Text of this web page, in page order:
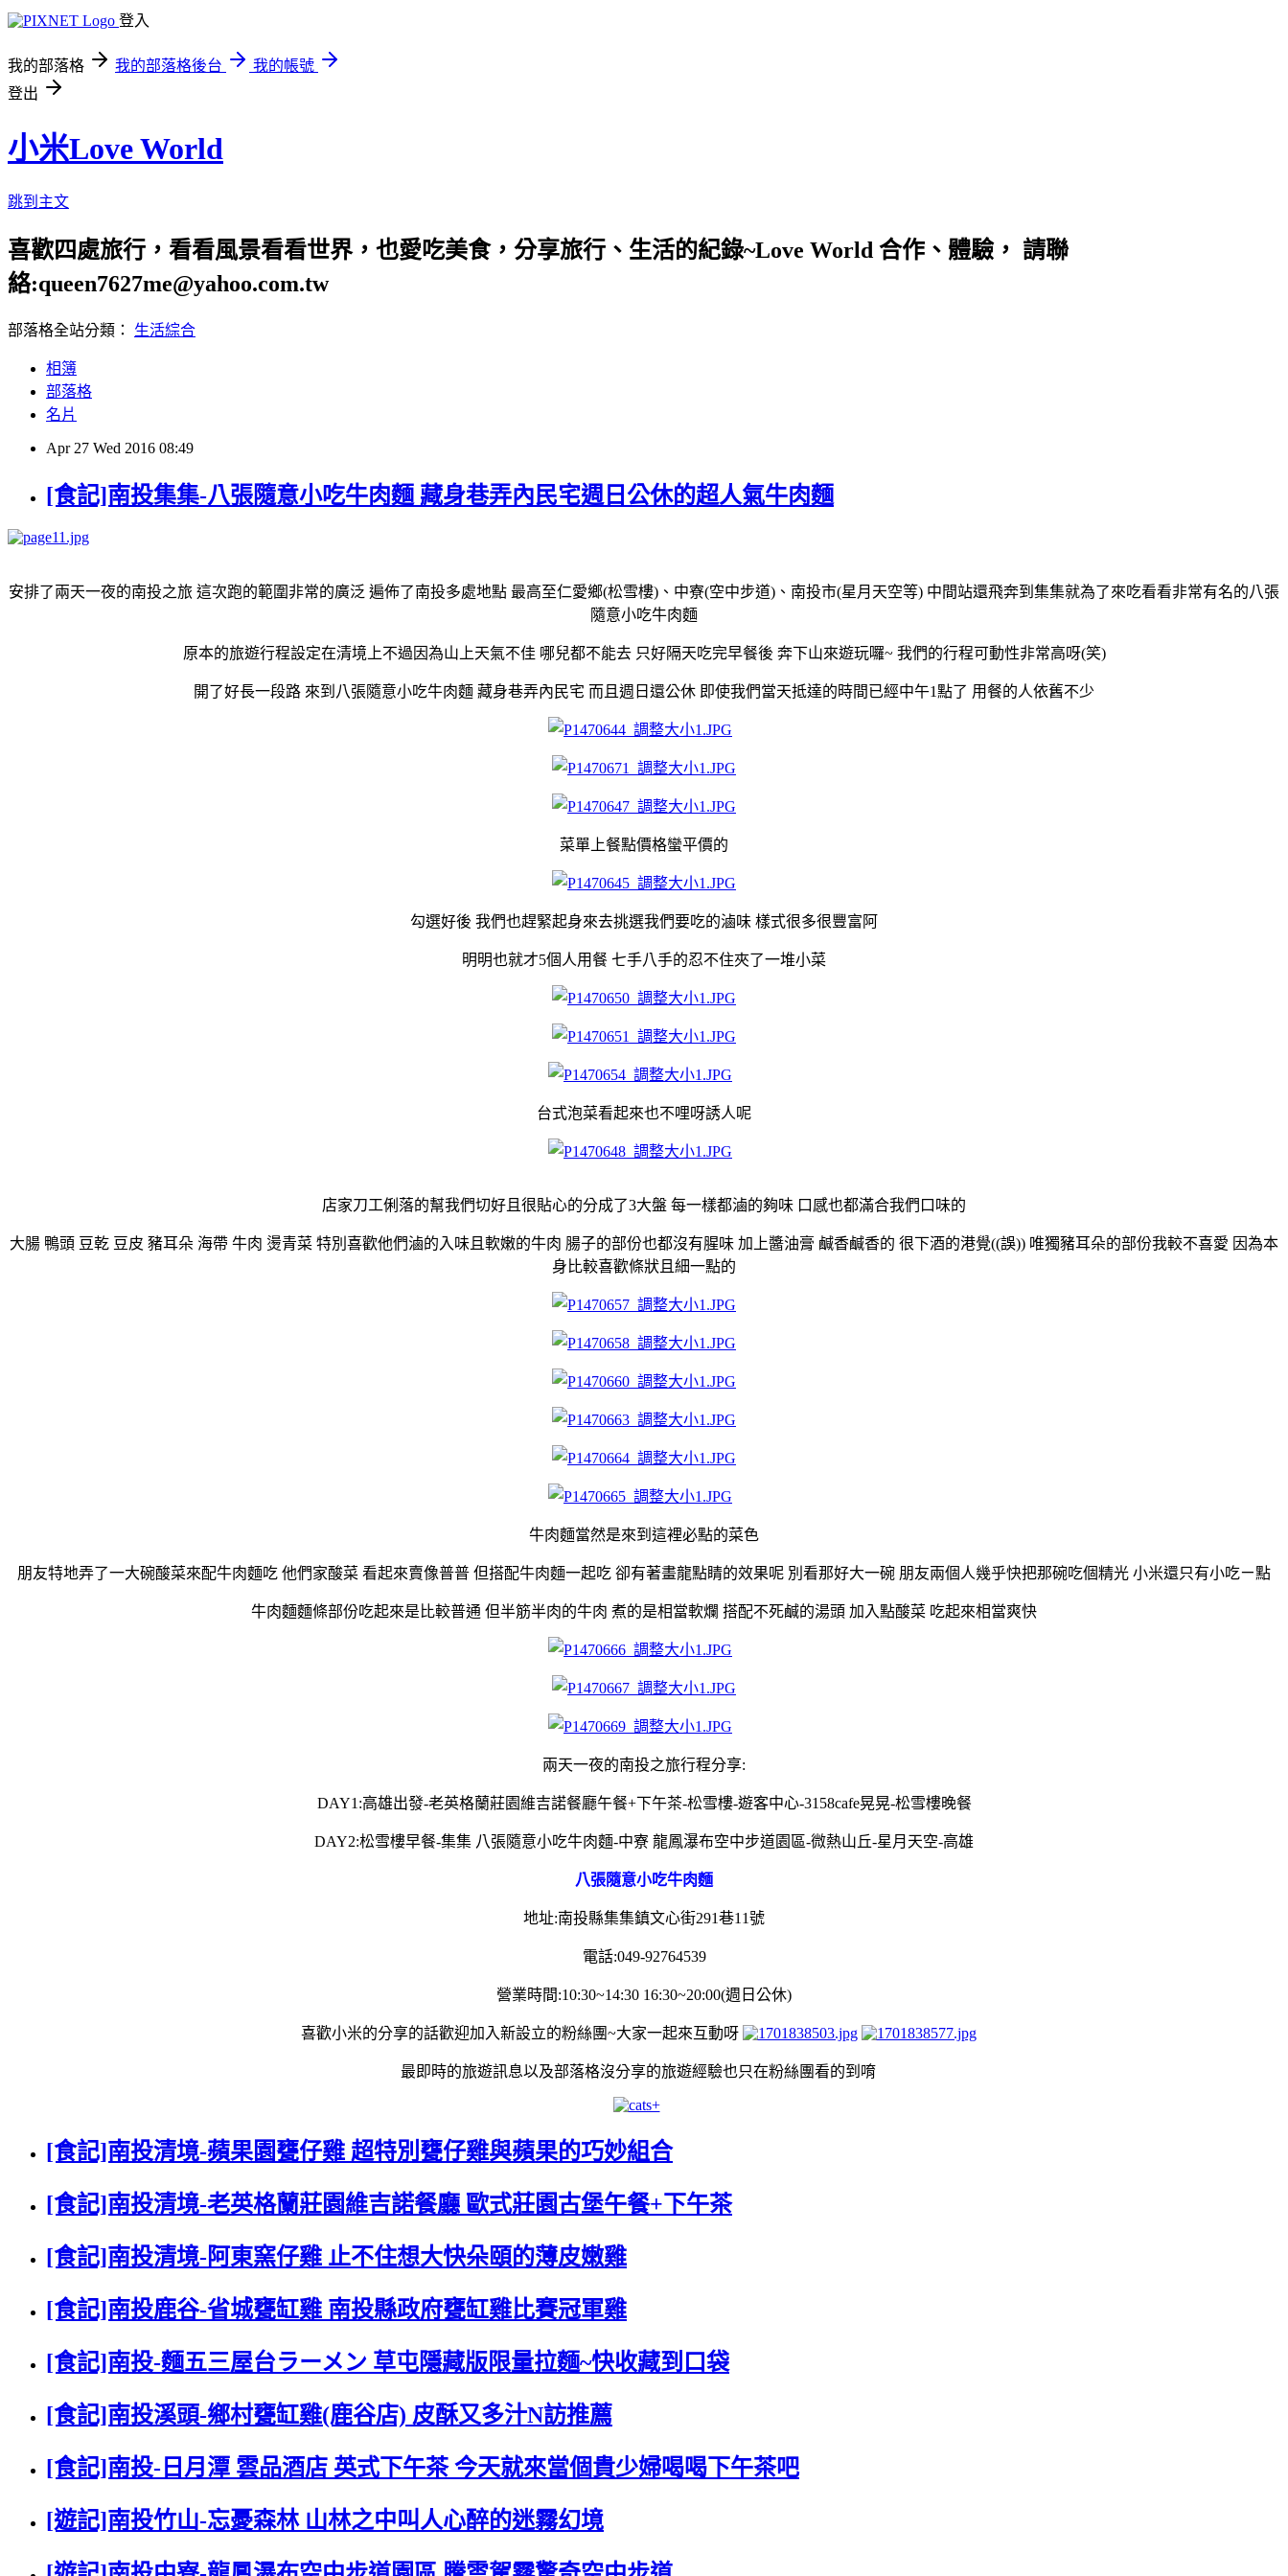
登入
我的部落格 我的部落格後台
我的帳號
登出
小米Love World
跳到主文
喜歡四處旅行，看看風景看看世界，也愛吃美食，分享旅行、生活的紀錄~Love World 合作、體驗， 請聯
絡:queen7627me@yahoo.com.tw
部落格全站分類： 生活綜合
相簿
部落格
名片
Apr 27 Wed 2016 08:49
[食記]南投集集-八張隨意小吃牛肉麵 藏身巷弄內民宅週日公休的超人氣牛肉麵
安排了兩天一夜的南投之旅 這次跑的範圍非常的廣泛 遍佈了南投多處地點 最高至仁愛鄉(松雪樓)、中寮(空中步道)、南投市(星月天空等) 中間站還飛奔到集集就為了來吃看看非常有名的八張
隨意小吃牛肉麵
原本的旅遊行程設定在清境上不過因為山上天氣不佳 哪兒都不能去 只好隔天吃完早餐後 奔下山來遊玩囉~ 我們的行程可動性非常高呀(笑)
開了好長一段路 來到八張隨意小吃牛肉麵 藏身巷弄內民宅 而且週日還公休 即使我們當天抵達的時間已經中午1點了 用餐的人依舊不少
菜單上餐點價格蠻平價的
勾選好後 我們也趕緊起身來去挑選我們要吃的滷味 樣式很多很豐富阿
明明也就才5個人用餐 七手八手的忍不住夾了一堆小菜
台式泡菜看起來也不哩呀誘人呢
店家刀工俐落的幫我們切好且很貼心的分成了3大盤 每一樣都滷的夠味 口感也都滿合我們口味的
大腸 鴨頭 豆乾 豆皮 豬耳朵 海帶 牛肉 燙青菜 特別喜歡他們滷的入味且軟嫩的牛肉 腸子的部份也都沒有腥味 加上醬油膏 鹹香鹹香的 很下酒的港覺((誤)) 唯獨豬耳朵的部份我較不喜愛 因為本
身比較喜歡條狀且細一點的
牛肉麵當然是來到這裡必點的菜色
朋友特地弄了一大碗酸菜來配牛肉麵吃 他們家酸菜 看起來賣像普普 但搭配牛肉麵一起吃 卻有著畫龍點睛的效果呢 別看那好大一碗 朋友兩個人幾乎快把那碗吃個精光 小米還只有小吃ㄧ點
牛肉麵麵條部份吃起來是比較普通 但半筋半肉的牛肉 煮的是相當軟爛 搭配不死鹹的湯頭 加入點酸菜 吃起來相當爽快
兩天一夜的南投之旅行程分享:
DAY1:高雄出發-老英格蘭莊園維吉諾餐廳午餐+下午茶-松雪樓-遊客中心-3158cafe晃晃-松雪樓晚餐
DAY2:松雪樓早餐-集集 八張隨意小吃牛肉麵-中寮 龍鳳瀑布空中步道園區-微熱山丘-星月天空-高雄
八張隨意小吃牛肉麵
地址:南投縣集集鎮文心街291巷11號
電話:049-92764539
營業時間:10:30~14:30 16:30~20:00(週日公休)
喜歡小米的分享的話歡迎加入新設立的粉絲團~大家一起來互動呀
最即時的旅遊訊息以及部落格沒分享的旅遊經驗也只在粉絲團看的到唷
[食記]南投清境-蘋果園甕仔雞 超特別甕仔雞與蘋果的巧妙組合
[食記]南投清境-老英格蘭莊園維吉諾餐廳 歐式莊園古堡午餐+下午茶
[食記]南投清境-阿東窯仔雞 止不住想大快朵頤的薄皮嫩雞
[食記]南投鹿谷-省城甕缸雞 南投縣政府甕缸雞比賽冠軍雞
[食記]南投-麵五三屋台ラーメン 草屯隱藏版限量拉麵~快收藏到口袋
[食記]南投溪頭-鄉村甕缸雞(鹿谷店) 皮酥又多汁N訪推薦
[食記]南投-日月潭 雲品酒店 英式下午茶 今天就來當個貴少婦喝喝下午茶吧
[遊記]南投竹山-忘憂森林 山林之中叫人心醉的迷霧幻境